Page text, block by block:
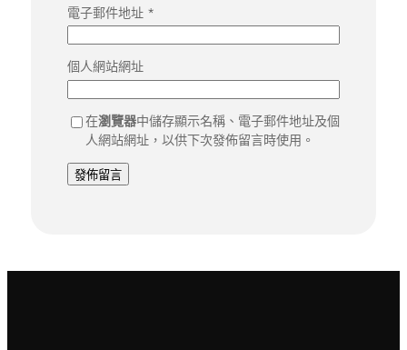
電子郵件地址 *
個人網站網址
在瀏覽器中儲存顯示名稱、電子郵件地址及個
人網站網址，以供下次發佈留言時使用。